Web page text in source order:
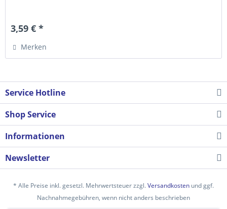
3,59 € *
Merken
Service Hotline
Shop Service
Informationen
Newsletter
* Alle Preise inkl. gesetzl. Mehrwertsteuer zzgl.Versandkosten und ggf.
Nachnahmegebühren, wenn nicht anders beschrieben